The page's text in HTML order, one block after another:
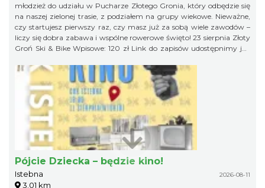
młodzież do udziału w Pucharze Złotego Gronia, który odbędzie się
na naszej zielonej trasie, z podziałem na grupy wiekowe. Nieważne,
czy startujesz pierwszy raz, czy masz już za sobą wiele zawodów –
liczy się dobra zabawa i wspólne rowerowe święto! 23 sierpnia Złoty
Groń Ski & Bike Wpisowe: 120 zł Link do zapisów udostępnimy już
przegapić!
Pójcie Dziecka – będzie kino!
Istebna 2026-08-11
3.01 km